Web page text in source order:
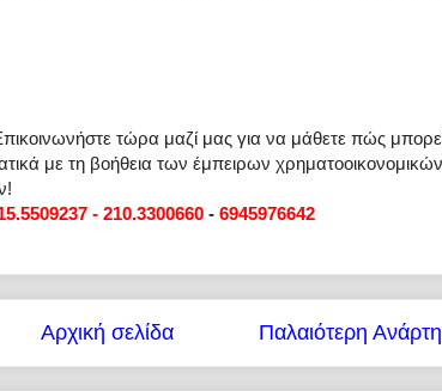
τώρα μαζί μας για να μάθετε πώς
με τη βοήθεια των έμπειρων χρηματοοικονομικών
- 210.3300660 - 6945976642
Παλαιότερη
Αρχική σελίδα